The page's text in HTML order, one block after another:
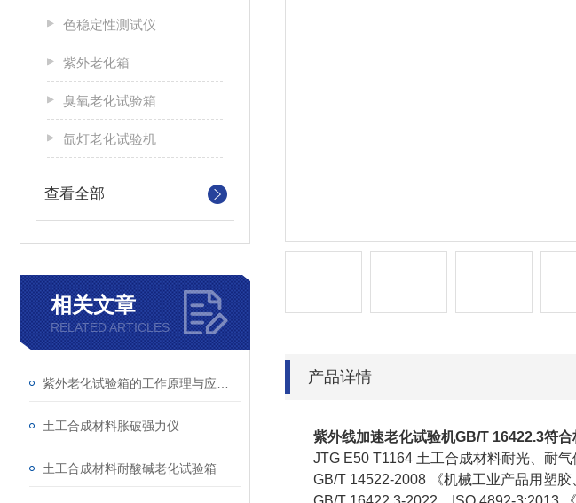
色稳定性测试仪
紫外老化箱
臭氧老化试验箱
氙灯老化试验机
查看全部
相关文章
RELATED ARTICLES
土工合成材料胀破强力仪
土工合成材料耐酸碱老化试验箱
产品详情
紫外线加速老化试验机GB/T 16422.3符合
JTG E50 T1164 土工合成材料耐光、耐气
GB/T 14522-2008 《机械工业产品用塑胶